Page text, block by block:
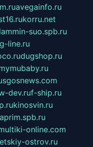
avegainfo.ru
korru.net
lammin-suo.spb.ru
line.ru
dugshop.ru
dev.ruf-ship.ru
kinosvin.ru
online.com
ostrov.ru